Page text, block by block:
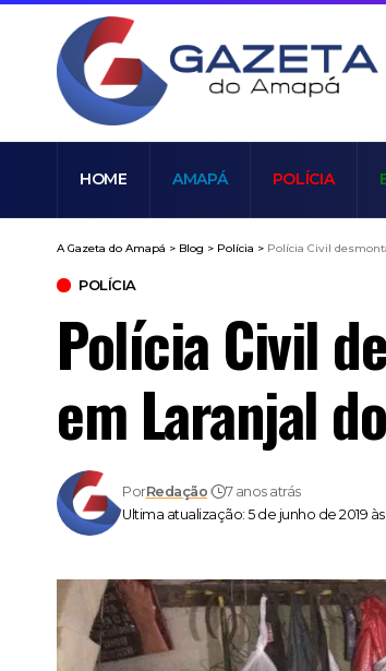
HOME AMAPÁ POLÍCIA
A Gazeta do Amapá > Blog > Polícia > Polícia Civil
POLÍCIA
Polícia Civil
em Laranjal
Ultima atualização: 5 de junho de 2019
PorRedação 7 anos atrás